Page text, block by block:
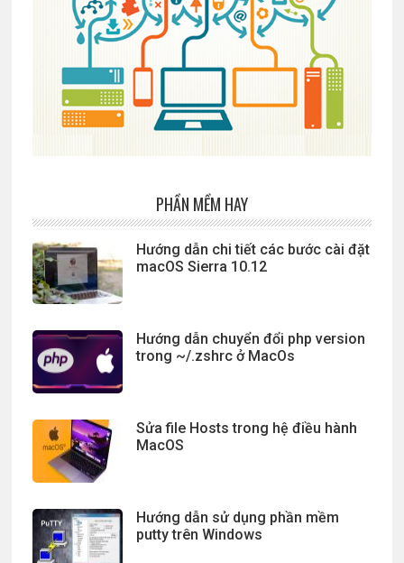
PHẦN MỀM HAY
Hướng dẫn chi tiết các bước cài đặt
macOS Sierra 10.12
Hướng dẫn chuyển đổi php version
trong ~/.zshrc ở MacOs
Sửa file Hosts trong hệ điều hành
MacOS
Hướng dẫn sử dụng phần mềm
putty trên Windows